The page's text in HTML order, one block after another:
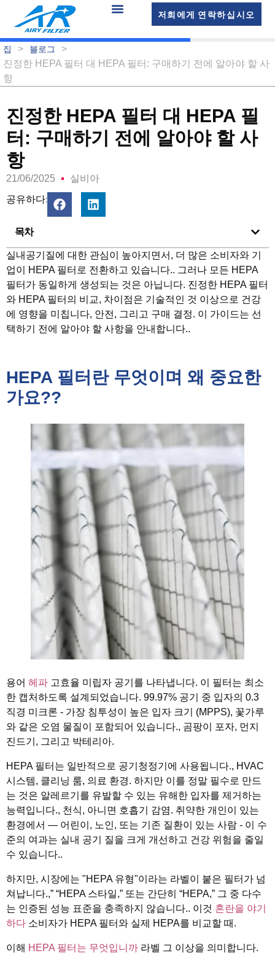
저희에게 연락하십시오
집 > 블로그
>
진정한 HEPA 필터 대 HEPA 필터: 구매하기 전에 알아야 할 사
항
진정한 HEPA 필터 대 HEPA 필
터: 구매하기 전에 알아야 할 사
항
21/06/2025 실비아
공유하다:
목차
실내공기질에 대한 관심이 높아지면서, 더 많은 소비자와 기
업이 HEPA 필터로 전환하고 있습니다.. 그러나 모든 HEPA
필터가 동일하게 생성되는 것은 아닙니다. 진정한 HEPA 필터
와 HEPA 필터의 비교, 차이점은 기술적인 것 이상으로 건강
에 영향을 미칩니다, 안전, 그리고 구매 결정. 이 가이드는 선
택하기 전에 알아야 할 사항을 안내합니다..
HEPA 필터란 무엇이며 왜 중요한
가요??
용어 헤파 고효율 미립자 공기를 나타냅니다. 이 필터는 최소
한 캡처하도록 설계되었습니다. 99.97% 공기 중 입자의 0.3
직경 미크론 - 가장 침투성이 높은 입자 크기 (MPPS), 꽃가루
와 같은 오염 물질이 포함되어 있습니다., 곰팡이 포자, 먼지
진드기, 그리고 박테리아.
HEPA 필터는 일반적으로 공기청정기에 사용됩니다., HVAC
시스템, 클리닝 룸, 의료 환경. 하지만 이를 정말 필수로 만드
는 것은 알레르기를 유발할 수 있는 유해한 입자를 제거하는
능력입니다., 천식, 아니면 호흡기 감염. 취약한 개인이 있는
환경에서 — 어린이, 노인, 또는 기존 질환이 있는 사람 - 이 수
준의 여과는 실내 공기 질을 크게 개선하고 건강 위험을 줄일
수 있습니다..
하지만, 시장에는 "HEPA 유형"이라는 라벨이 붙은 필터가 넘
쳐납니다.,” “HEPA 스타일,” 또는 간단히 “HEPA,” 그 중 다수
는 인증된 성능 표준을 충족하지 않습니다.. 이것 혼란을 야기
하다 소비자가 HEPA 필터와 실제 HEPA를 비교할 때.
이해 HEPA 필터는 무엇입니까 라벨 그 이상을 의미합니다.